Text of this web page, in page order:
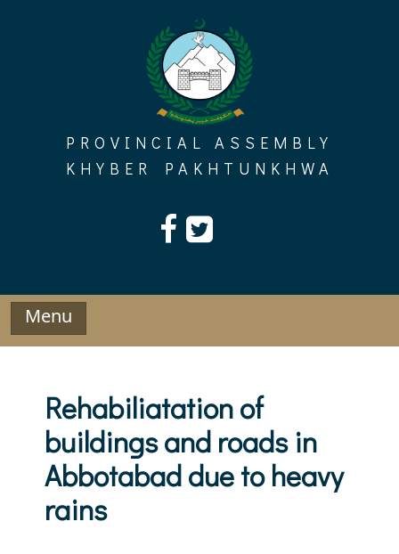
PROVINCIAL ASSEMBLY
KHYBER PAKHTUNKHWA
Menu
Rehabiliatation of
buildings and roads in
Abbotabad due to heavy
rains